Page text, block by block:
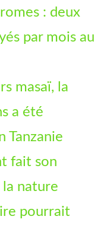
: deux
par mois au
masaï, la
a été
Tanzanie
fait son
nature
pourrait